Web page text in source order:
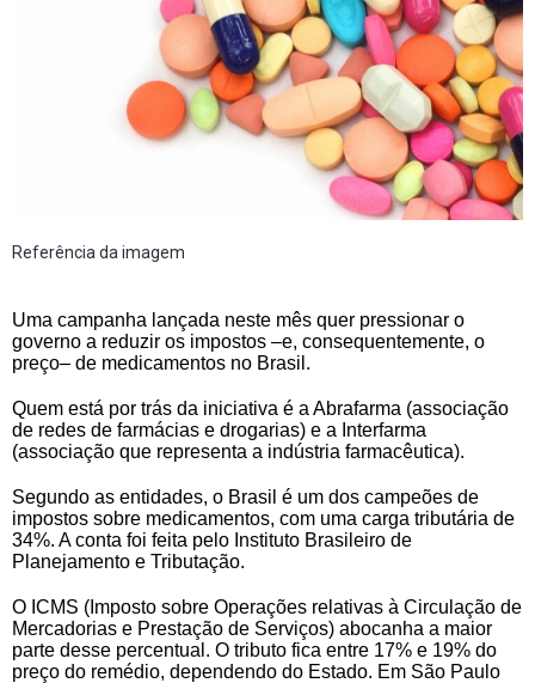
Referência da imagem
Uma campanha lançada neste mês quer pressionar o
governo a reduzir os impostos –e, consequentemente, o
preço– de medicamentos no Brasil.
Quem está por trás da iniciativa é a Abrafarma (associação
de redes de farmácias e drogarias) e a Interfarma
(associação que representa a indústria farmacêutica).
Segundo as entidades, o Brasil é um dos campeões de
impostos sobre medicamentos, com uma carga tributária de
34%. A conta foi feita pelo Instituto Brasileiro de
Planejamento e Tributação.
O ICMS (Imposto sobre Operações relativas à Circulação de
Mercadorias e Prestação de Serviços) abocanha a maior
parte desse percentual. O tributo fica entre 17% e 19% do
preço do remédio, dependendo do Estado. Em São Paulo